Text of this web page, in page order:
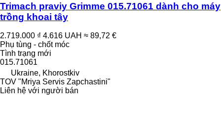
Trimach praviy Grimme 015.71061 dành cho máy
trồng khoai tây
2.719.000 ₫ 4.616 UAH ≈ 89,72 €
Phụ tùng - chốt móc
Tình trạng mới
015.71061
Ukraine, Khorostkiv
TOV "Mriya Servis Zapchastini"
Liên hệ với người bán